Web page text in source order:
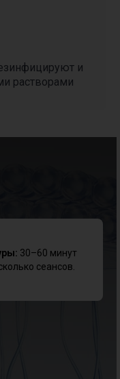
и
растворами
30–60 минут
сеансов.